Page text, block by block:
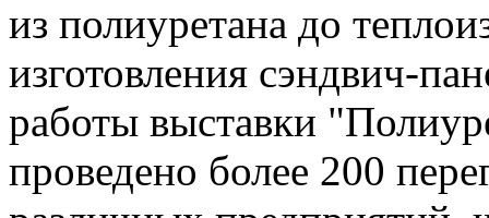
из полиуретана до
изготовления сэндвич-
работы выставки
проведено более 200